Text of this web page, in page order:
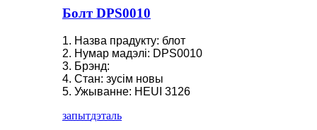
Болт DPS0010
1. Назва прадукту: блот
2. Нумар мадэлі: DPS0010
3. Брэнд:
4. Стан: зусім новы
5. Ужыванне: HEUI 3126
запытдэталь